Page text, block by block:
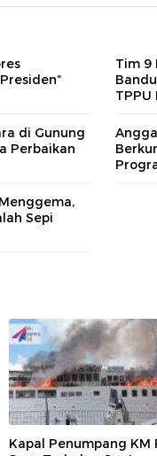
Tim 9
TPPU
di Gunung
Perbaikan
Sepi
Kapal Penumpang KM